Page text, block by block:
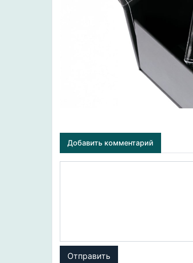
Добавить комментарий
Отправить